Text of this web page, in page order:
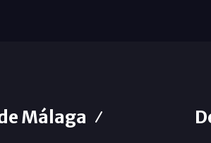
Málaga